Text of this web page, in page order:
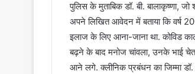
पुलिस के मुताबिक डॉ. बी.
अपने लिखित आवेदन में बताया कि वर्ष
इलाज के लिए आना-जाना था. कोविड
बढ़ने के बाद मनोज चांवला, उनके भाई
आने लगे. क्लीनिक प्रबंधन का जिम्मा